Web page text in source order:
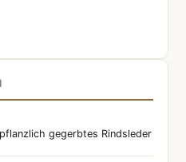
gegerbtes Rindsleder